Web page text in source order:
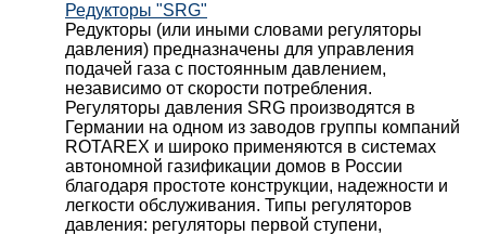
Редукторы "SRG"
Редукторы (или иными словами регуляторы
давления) предназначены для управления
подачей газа с постоянным давлением,
независимо от скорости потребления.
Регуляторы давления SRG производятся в
Германии на одном из заводов группы компаний
ROTAREX и широко применяются в системах
автономной газификации домов в России
благодаря простоте конструкции, надежности и
легкости обслуживания. Типы регуляторов
давления: регуляторы первой ступени,